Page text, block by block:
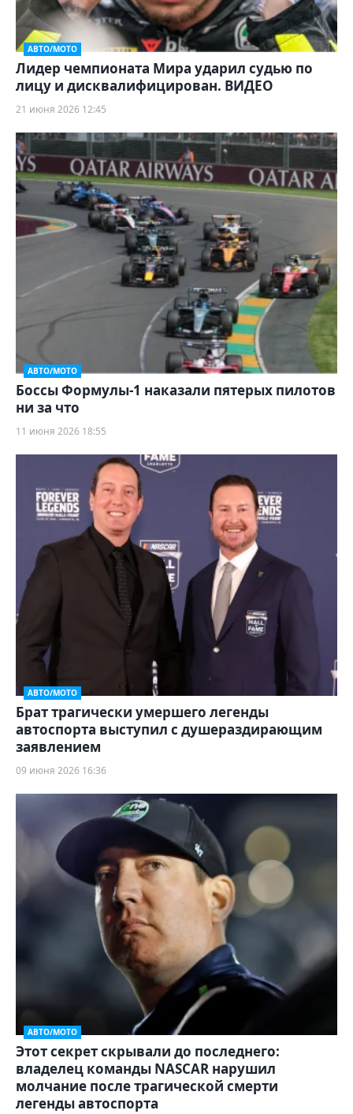
АВТО/МОТО
Лидер чемпионата Мира ударил судью по
лицу и дисквалифицирован. ВИДЕО
21 июня 2026 12:45
АВТО/МОТО
Боссы Формулы-1 наказали пятерых пилотов
ни за что
11 июня 2026 18:55
АВТО/МОТО
Брат трагически умершего легенды
автоспорта выступил с душераздирающим
заявлением
09 июня 2026 16:36
АВТО/МОТО
Этот секрет скрывали до последнего:
владелец команды NASCAR нарушил
молчание после трагической смерти
легенды автоспорта